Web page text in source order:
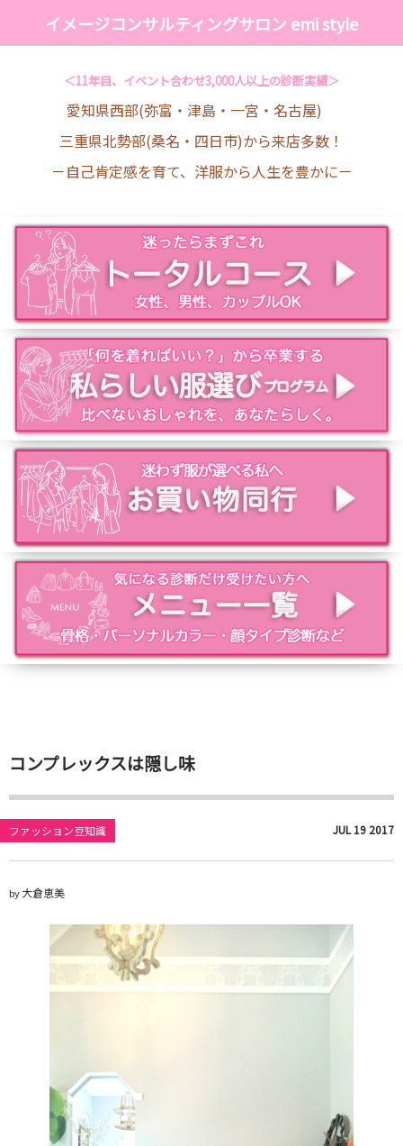
イメージコンサルティングサロン emi style
＜11年目、イベント合わせ3,000人以上の診断実績＞
愛知県西部(弥富・津島・一宮・名古屋)
三重県北勢部(桑名・四日市)から来店多数！
－自己肯定感を育て、洋服から人生を豊かに－
コンプレックスは隠し味
ファッション豆知識 JUL 19 2017
by大倉恵美